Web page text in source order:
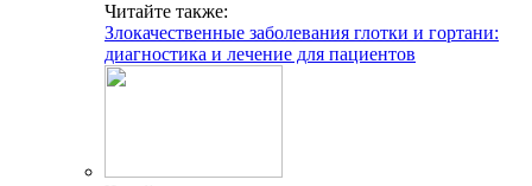
Читайте также:
Злокачественные заболевания глотки и гортани:
диагностика и лечение для пациентов